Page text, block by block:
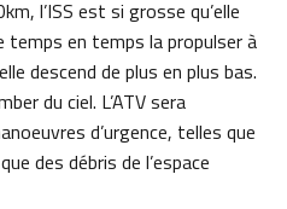
l’ISS est si grosse qu’elle
temps en temps la propulser à
descend de plus en plus bas.
du ciel. L’ATV sera
d’urgence, telles que
des débris de l’espace